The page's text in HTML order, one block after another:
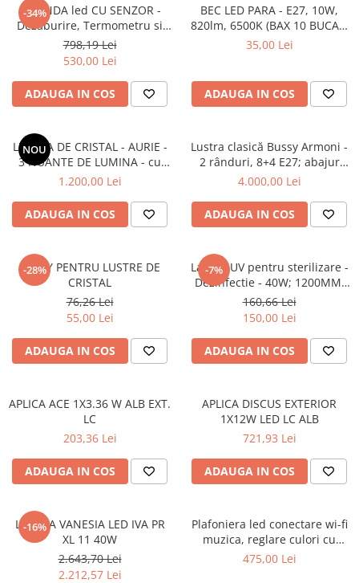
PLAFONIERE MODERNE
VEIOZE MODERNE
LAMPADARE MODERNE
SUSPENSII CU LED
APLICE CU LED
PLAFONIERE CU LED
MINI SPOTURI MAGNETICE &
ACCESORII
LAMPADARE CU LED
SUSPENSII VINTAGE
PLAFONIERE VINTAGE
ACCESORII & CABLU VINTAGE
SUSPENSII COPII
APLICE COPII
SPOTURI APLICATE
LAMPADARE CRISTAL
VEIOZA VINTAGE
-34%
OGLINDA led CU SENZOR -
Dezaburire, Termometru si
Ceas - DIAMETRUL 60cm
798,19 Lei
530,00 Lei
ADAUGA IN COS
BEC LED PARA - E27, 10W,
820lm, 6500K (BAX 10 BUCATI
- 35LEI)
35,00 Lei
ADAUGA IN COS
NOU
LUSTRA DE CRISTAL - AURIE -
3 NUANTE DE LUMINA - cu
telecomanda | 176w
1.200,00 Lei
ADAUGA IN COS
Lustra clasică Bussy Armoni -
2 rânduri, 8+4 E27; abajur
crem
4.000,00 Lei
ADAUGA IN COS
-28%
SPRAY PENTRU LUSTRE DE
CRISTAL
76,26 Lei
55,00 Lei
ADAUGA IN COS
-7%
Lampa UV pentru sterilizare -
Dezinfectie - 40W; 1200MM;
220V; GERMICIDA
160,66 Lei
150,00 Lei
ADAUGA IN COS
APLICA ACE 1X3.36 W ALB EXT.
LC
203,36 Lei
ADAUGA IN COS
APLICA DISCUS EXTERIOR
1X12W LED LC ALB
721,93 Lei
ADAUGA IN COS
-16%
LUSTRA VANESIA LED IVA PR
XL 11 40W
2.643,70 Lei
2.212,57 Lei
Plafoniera led conectare wi-fi
muzica, reglare culori cu
telecomanda, conectare
475,00 Lei